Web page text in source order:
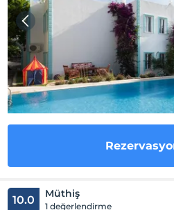
10.0 Müthiş
1 değerlendirme